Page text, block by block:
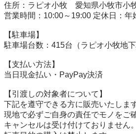
住所：ラピオ小牧　愛知県小牧市小
営業時間：10:00～19:00 定休日：年
【駐⾞場】
駐車場台数：415台（ラピオ小牧地下
【⽀払い⽅法】
当日現金払い・PayPay決済
【引渡しの対象者について】
下記を遵守できる⽅に販売いたします
現地で必ずご⾃⾝の責任でモノをご
キャンセルは受け付けておりません。